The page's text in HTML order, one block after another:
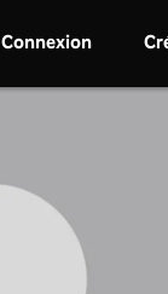
Connexion